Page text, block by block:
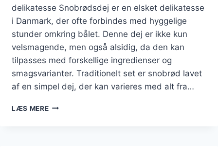
delikatesse Snobrødsdej er en elsket delikatesse
i Danmark, der ofte forbindes med hyggelige
stunder omkring bålet. Denne dej er ikke kun
velsmagende, men også alsidig, da den kan
tilpasses med forskellige ingredienser og
smagsvarianter. Traditionelt set er snobrød lavet
af en simpel dej, der kan varieres med alt fra…
LÆS MERESNOBRØDSDEJ